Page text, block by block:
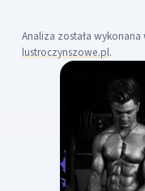
Analiza została
lustroczynszowe.pl.